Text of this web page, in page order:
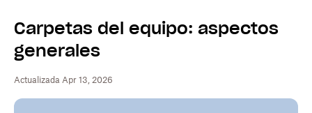
Carpetas del equipo: aspectos
generales
Actualizada Apr 13, 2026